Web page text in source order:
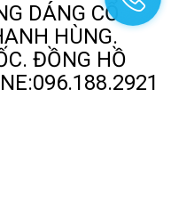
DÁNG CỔ
HÙNG.
ĐỒNG HỒ